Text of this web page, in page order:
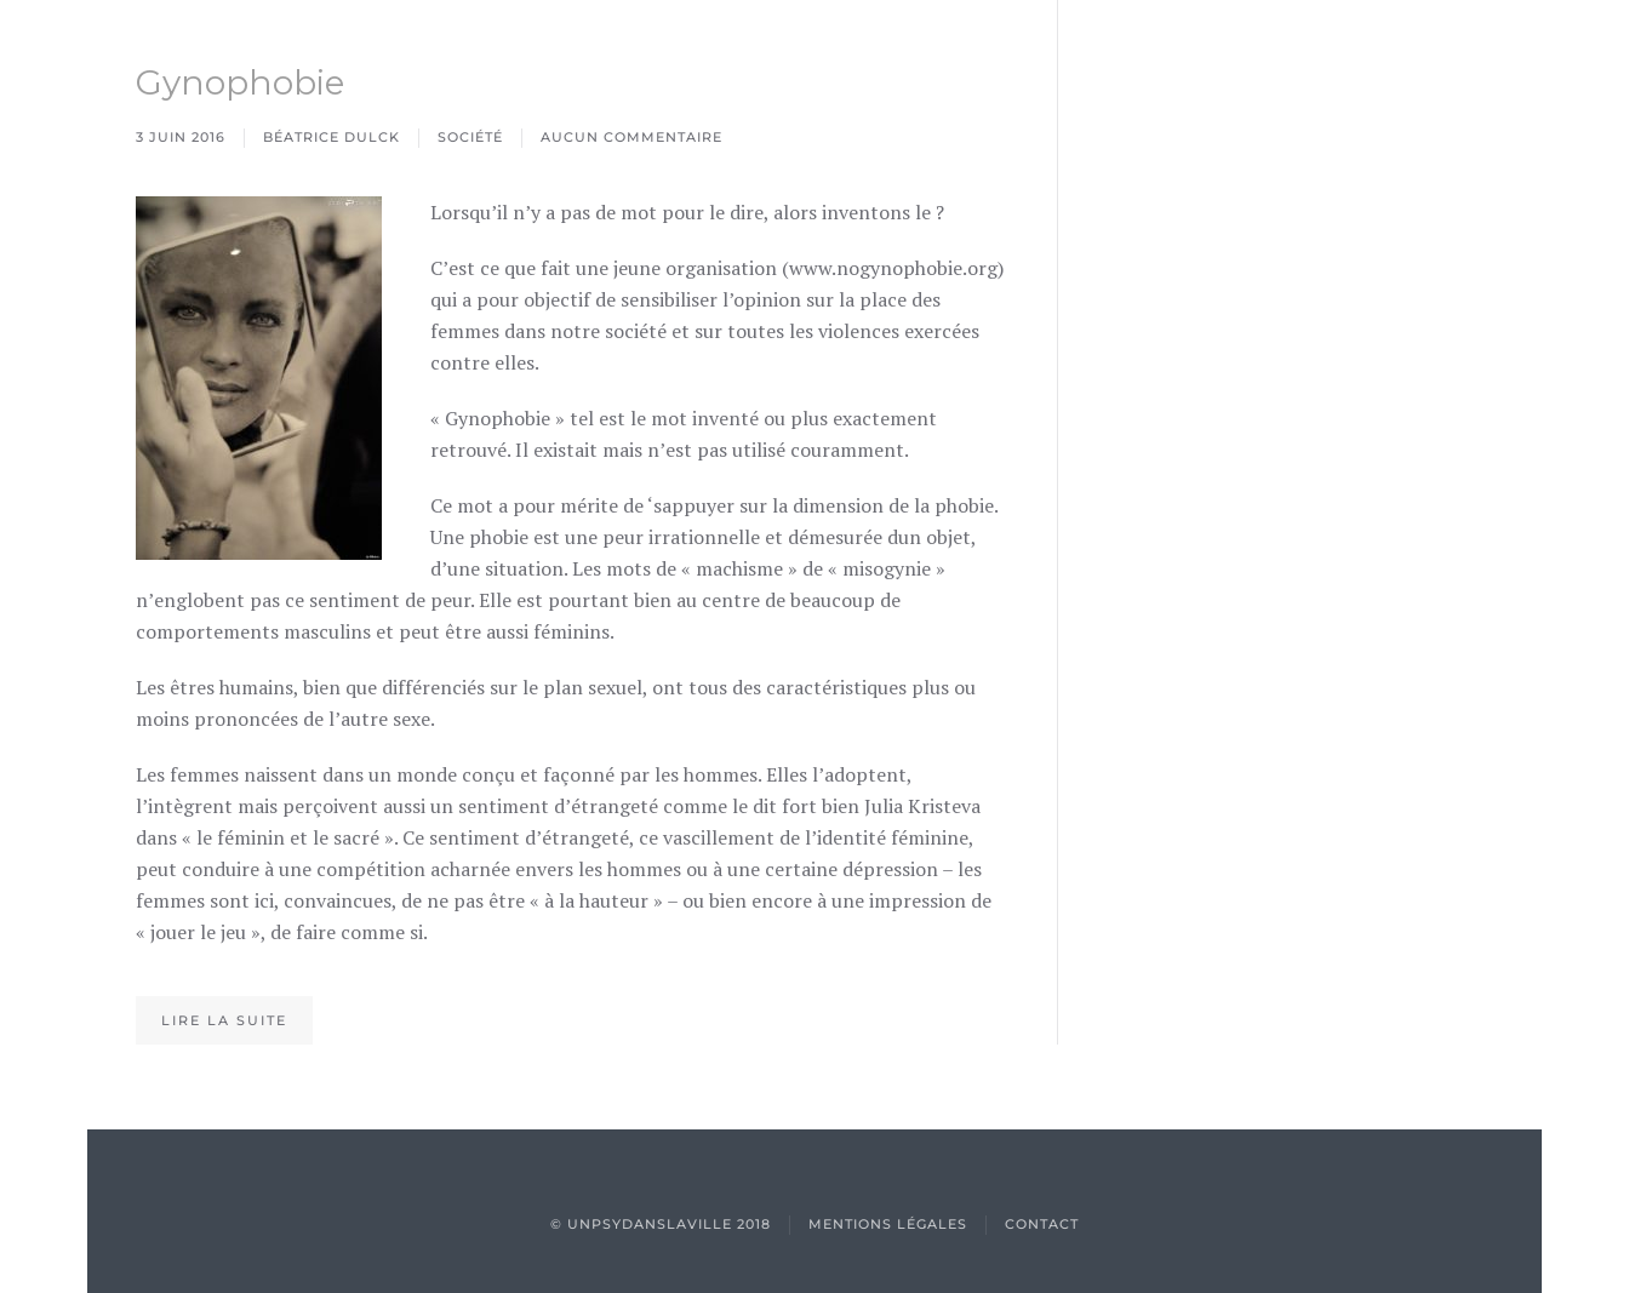
Gynophobie
3 JUIN 2016 BÉATRICE DULCK SOCIÉTÉ AUCUN COMMENTAIRE
SUR
Lorsqu’il n’y a pas de mot pour le dire, alors inventons le ?
C’est ce que fait une jeune organisation (www.nogynophobie.org)
qui a pour objectif de sensibiliser l’opinion sur la place des
femmes dans notre société et sur toutes les violences exercées
contre elles.
« Gynophobie » tel est le mot inventé ou plus exactement
retrouvé. Il existait mais n’est pas utilisé couramment.
Ce mot a pour mérite de ‘sappuyer sur la dimension de la phobie.
Une phobie est une peur irrationnelle et démesurée dun objet,
d’une situation. Les mots de « machisme » de « misogynie »
n’englobent pas ce sentiment de peur. Elle est pourtant bien au centre de beaucoup de
comportements masculins et peut être aussi féminins.
Les êtres humains, bien que différenciés sur le plan sexuel, ont tous des caractéristiques plus ou
moins prononcées de l’autre sexe.
Les femmes naissent dans un monde conçu et façonné par les hommes. Elles l’adoptent,
l’intègrent mais perçoivent aussi un sentiment d’étrangeté comme le dit fort bien Julia Kristeva
dans « le féminin et le sacré ». Ce sentiment d’étrangeté, ce vascillement de l’identité féminine,
peut conduire à une compétition acharnée envers les hommes ou à une certaine dépression – les
femmes sont ici, convaincues, de ne pas être « à la hauteur » – ou bien encore à une impression de
« jouer le jeu », de faire comme si.
LIRE LA SUITE
© UNPSYDANSLAVILLE 2018 MENTIONS LÉGALES CONTACT